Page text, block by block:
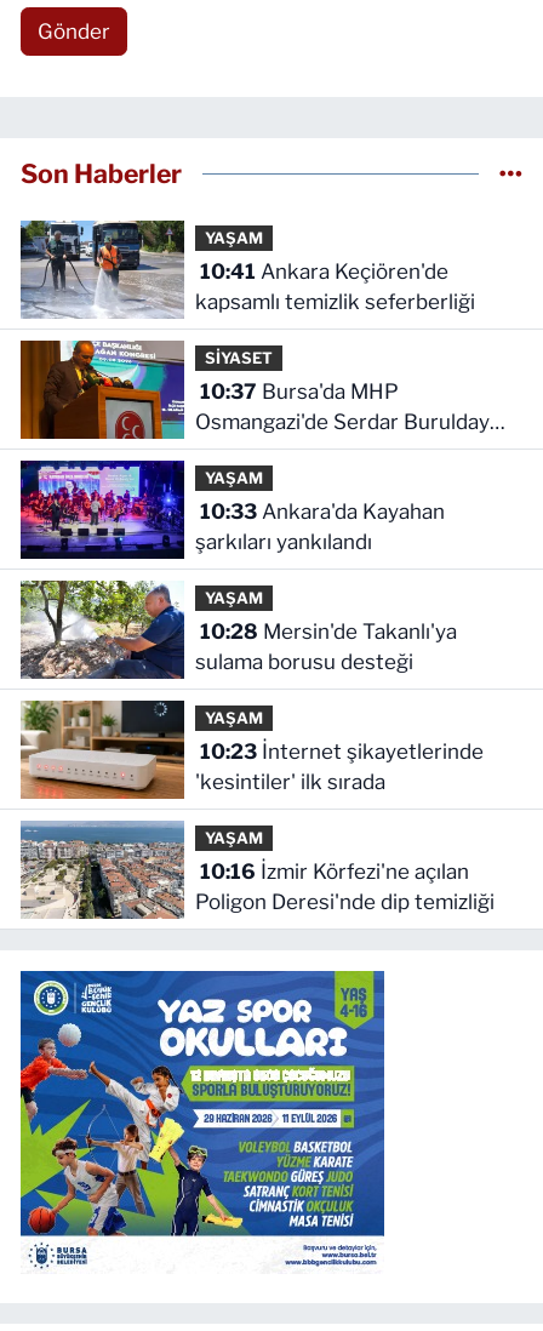
Gönder
Son Haberler
YAŞAM
10:41
kapsamlı temizlik seferberliği
SİYASET
10:37
Osmangazi'de Serdar Burulday
dönemi
YAŞAM
10:33Ankara'da Kayahan
şarkıları yankılandı
YAŞAM
10:28
sulama borusu desteği
YAŞAM
10:23İnternet şikayetlerinde
'kesintiler' ilk sırada
YAŞAM
10:16
Poligon Deresi'nde dip temizliği